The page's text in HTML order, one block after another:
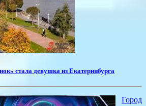
стала девушка из Екатеринбурга
Город